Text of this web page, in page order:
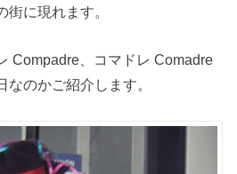
街に現れます。
Compadre、コマドレ Comadre
なのかご紹介します。